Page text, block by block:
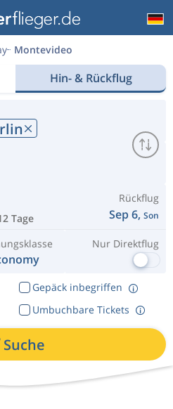
Montevideo
Hin- & Rückflug
Tage
Rückflug
Sep 6, Son
Nur Direktflug
Gepäck inbegriffen
Umbuchbare Tickets
Suche